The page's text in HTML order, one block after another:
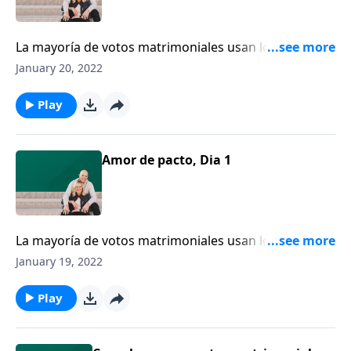
La mayoría de votos matrimoniales usan los términos
“tomar y proteger” en referencia al uno y al otro.
la otra persona como cónyuge?
January 20, 2022
Play
Amor de pacto, Dia 1
La mayoría de votos matrimoniales usan los términos
“tomar y proteger” en referencia al uno y al otro.
la otra persona como cónyuge?
January 19, 2022
Play